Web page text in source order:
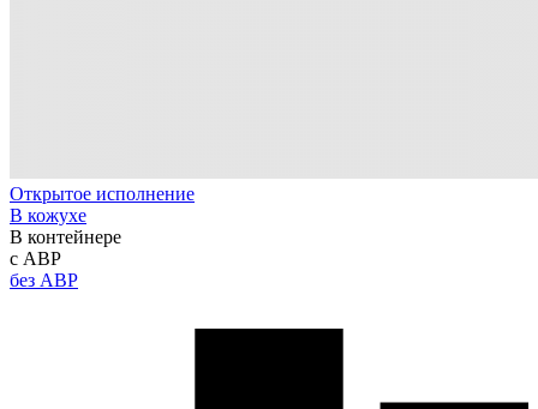
Открытое исполнение
В кожухе
В контейнере
с АВР
без АВР